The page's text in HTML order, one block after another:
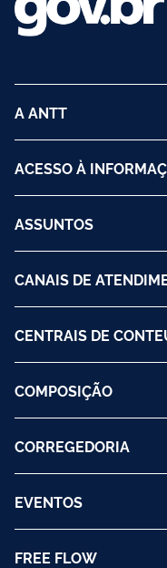
A ANTT
ACESSO À
ASSUNTOS
CANAIS DE
CENTRAIS DE
COMPOSIÇÃO
CORREGEDORIA
EVENTOS
FREE FLOW